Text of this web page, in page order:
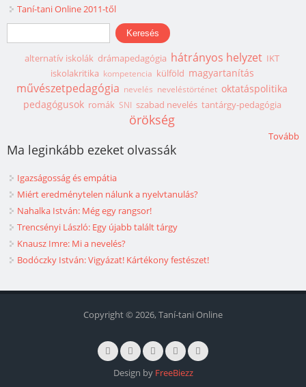
Taní-tani Online 2011-től
Keresés űrlap
Keresés
alternatív iskolák drámapedagógia hátrányos helyzet IKT
iskolakritika kompetencia külföld magyartanítás
művészetpedagógia nevelés neveléstörténet oktatáspolitika
pedagógusok romák SNI szabad nevelés tantárgy-pedagógia
örökség
Tovább
Ma leginkább ezeket olvassák
Igazságosság és empátia
Miért eredménytelen nálunk a nyelvtanulás?
Nahalka István: Még egy rangsor!
Trencsényi László: Egy újabb talált tárgy
Knausz Imre: Mi a nevelés?
Bodóczky István: Vigyázat! Kártékony festészet!
Copyright © 2026, Taní-tani Online
Design by FreeBiezz